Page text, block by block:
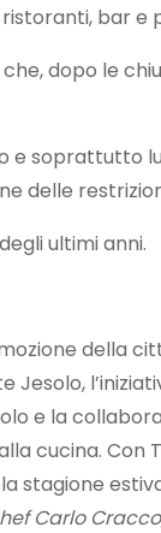
bar e
dopo le
e soprattutto
delle
ultimi anni.
della
e la
cucina. Con
stagione
Carlo